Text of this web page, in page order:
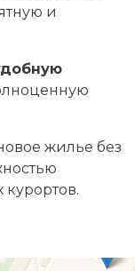
и
жилье без